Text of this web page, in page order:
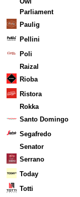
Parliament
Paulig
Pellini
Poli
Raizal
Rioba
Ristora
Rokka
Santo Domingo
Segafredo
Senator
Serrano
Today
Totti